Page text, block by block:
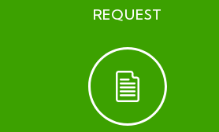
REQUEST